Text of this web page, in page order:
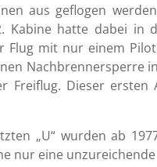
aus geflogen
Kabine hatte dabei
Flug mit nur einem
Nachbrennersperre
Freiflug. Dieser
„U“ wurden ab
nur eine